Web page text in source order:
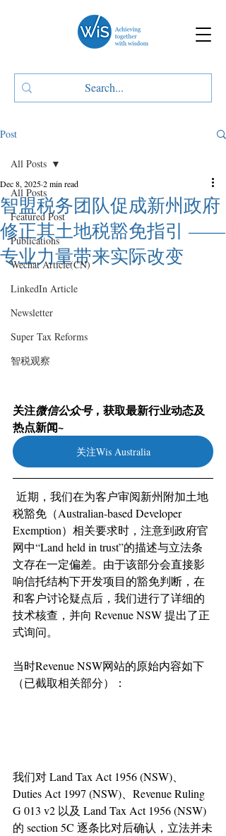
Post
All Posts
Featured Post
Publications
Wechat Article(CN)
LinkedIn Article
Newsletter
Super Tax Reforms
智税观察
All Posts
智盟税务团队促成新州政府
修正其土地税豁免指引 ——
专业力量带来实际改变
Dec 8, 20252 min read
关注微信公众号，获取最新行业动态及
热点新闻~
关注Wis Australia
近期，我们在为客户审阅新州附加土地
税豁免（Australian-based Developer
Exemption）相关要求时，注意到政府官
网中“Land held in trust”的描述与立法条
文存在一定偏差。由于该部分会直接影
响信托结构下开发项目的豁免判断，在
和客户讨论疑点后，我们进行了详细的
技术核查，并向 Revenue NSW 提出了正
式询问。
当时Revenue NSW网站的原始内容如下
（已截取相关部分）：
我们对 Land Tax Act 1956 (NSW)、
Duties Act 1997 (NSW)、Revenue Ruling
G 013 v2 以及 Land Tax Act 1956 (NSW)
的 section 5C 逐条比对后确认，立法并未